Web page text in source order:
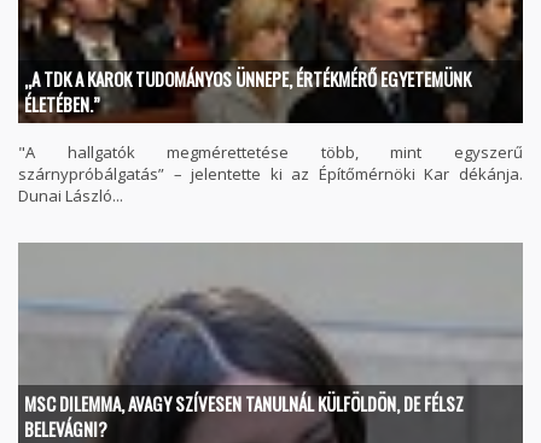
„A TDK A KAROK TUDOMÁNYOS ÜNNEPE, ÉRTÉKMÉRŐ EGYETEMÜNK
ÉLETÉBEN.”
"A hallgatók megmérettetése több, mint egyszerű
szárnypróbálgatás” – jelentette ki az Építőmérnöki Kar dékánja.
Dunai László...
MSC DILEMMA, AVAGY SZÍVESEN TANULNÁL KÜLFÖLDÖN, DE FÉLSZ
BELEVÁGNI?